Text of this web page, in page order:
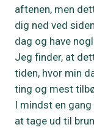
aftenen, men
dig ned ved
dag og have
Jeg finder, at
tiden, hvor min
ting og mest
I mindst en
at tage ud til